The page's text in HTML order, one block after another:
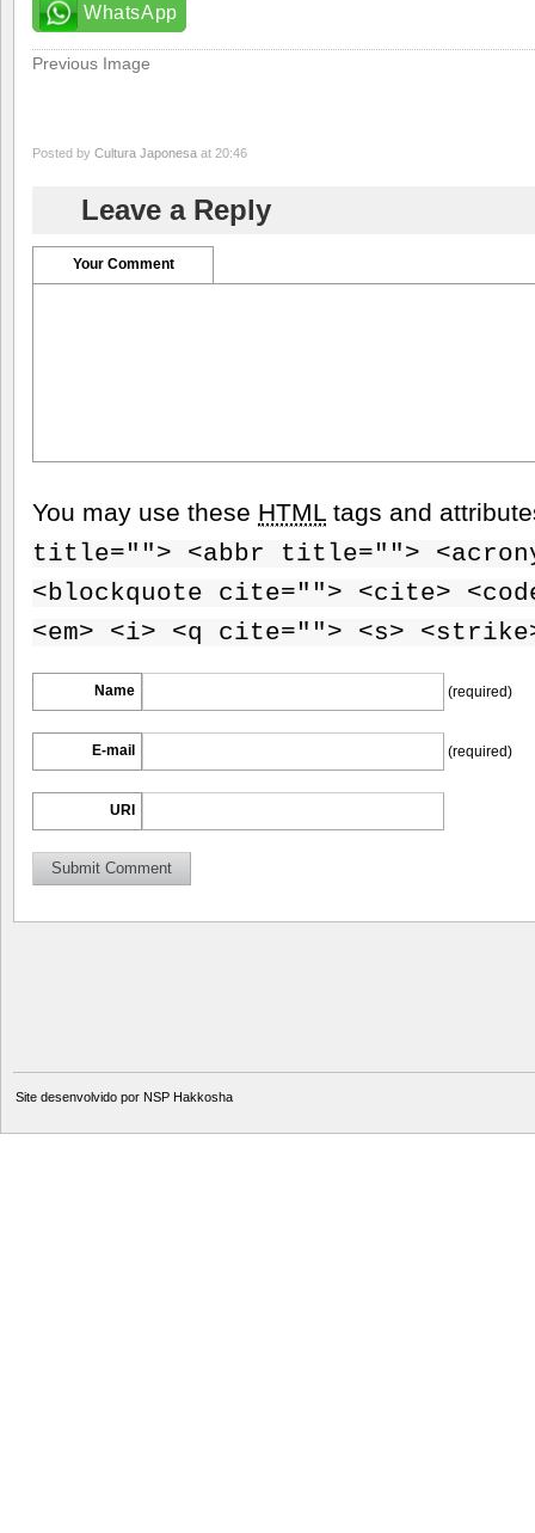
WhatsApp
Previous Image
Posted by Cultura Japonesa at 20:46
Leave a Reply
Your Comment
You may use these HTML tags and
title=""> <abbr title="">
<blockquote cite=""> <cite>
<em> <i> <q cite=""> <s>
Name (required)
E-mail (required)
URI
Site desenvolvido por NSP Hakkosha